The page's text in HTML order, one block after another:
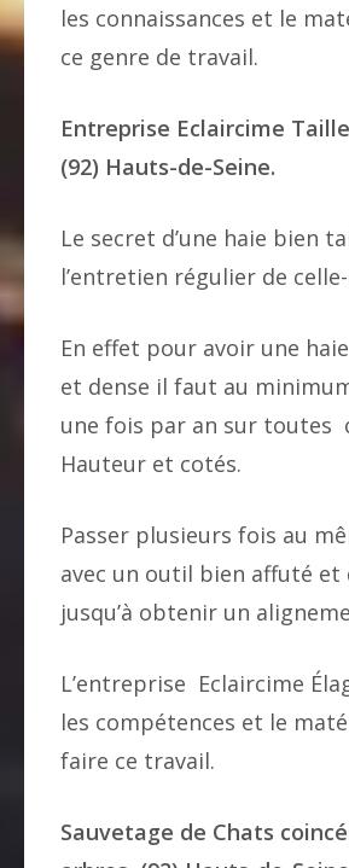
les connaissances et le
ce genre de travail.
Entreprise Eclaircime
(92) Hauts-de-Seine.
Le secret d’une haie bien
l’entretien régulier de
En effet pour avoir une
et dense il faut au
une fois par an sur toutes
Hauteur et cotés.
Passer plusieurs fois au
avec un outil bien affuté et
jusqu’à obtenir un
L’entreprise Eclaircime
les compétences et le
faire ce travail.
Sauvetage de Chats